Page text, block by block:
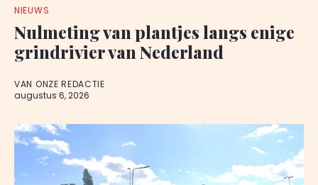
NIEUWS
Nulmeting van plantjes langs enige
grindrivier van Nederland
VAN ONZE REDACTIE
augustus 6, 2026